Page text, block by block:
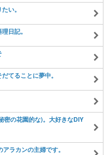
い。
日記。
てることに夢中。
密の花園的な)。大好きなDIY
ラカンの主婦です。